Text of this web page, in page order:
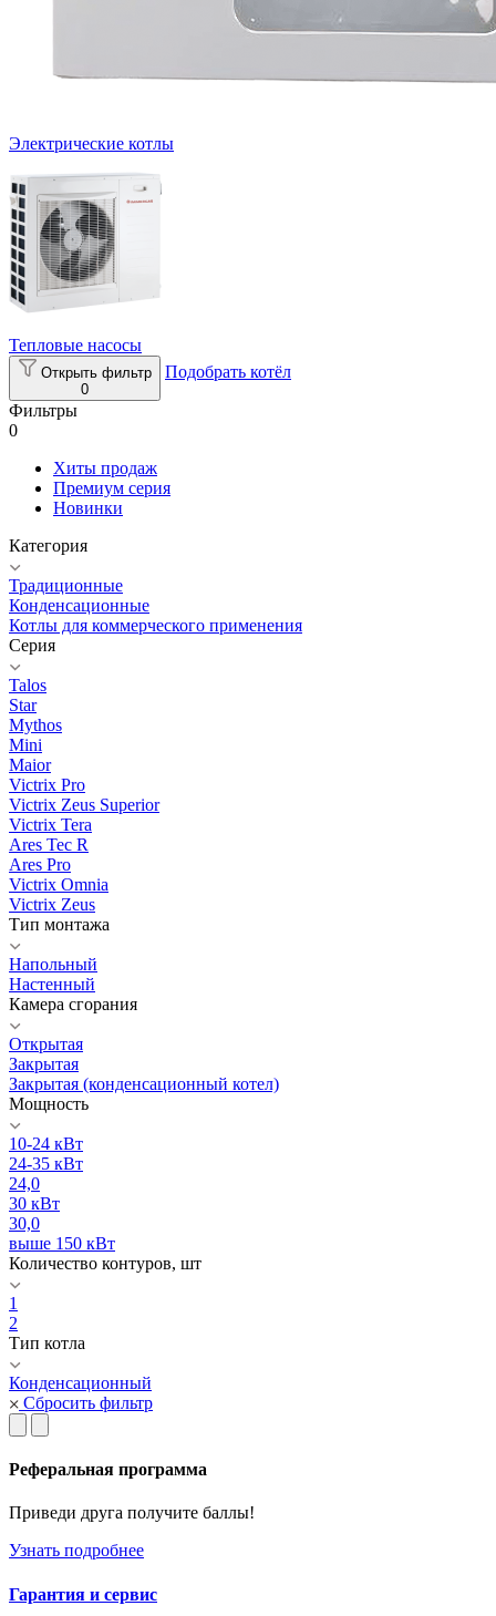
Электрические котлы
Тепловые насосы
Открыть фильтр
0
Подобрать котёл
Фильтры
0
Хиты продаж
Премиум серия
Новинки
Категория
Традиционные
Конденсационные
Котлы для коммерческого применения
Серия
Talos
Star
Mythos
Mini
Maior
Victrix Pro
Victrix Zeus Superior
Victrix Tera
Ares Tec R
Ares Pro
Victrix Omnia
Victrix Zeus
Тип монтажа
Напольный
Настенный
Камера сгорания
Открытая
Закрытая
Закрытая (конденсационный котел)
Мощность
10-24 кВт
24-35 кВт
24,0
30 кВт
30,0
выше 150 кВт
Количество контуров, шт
1
2
Тип котла
Конденсационный
Сбросить фильтр
Реферальная программа
Приведи друга получите баллы!
Узнать подробнее
Гарантия и сервис